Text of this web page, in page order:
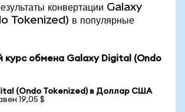
конвертации Galaxy
Tokenized) в популярные
курс обмена Galaxy Digital (Ondo
(Ondo Tokenized) в Доллар США
19,05 $